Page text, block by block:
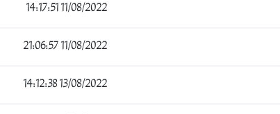
11/08/2022 14:17:51
11/08/2022 21:06:57
13/08/2022 14:12:38